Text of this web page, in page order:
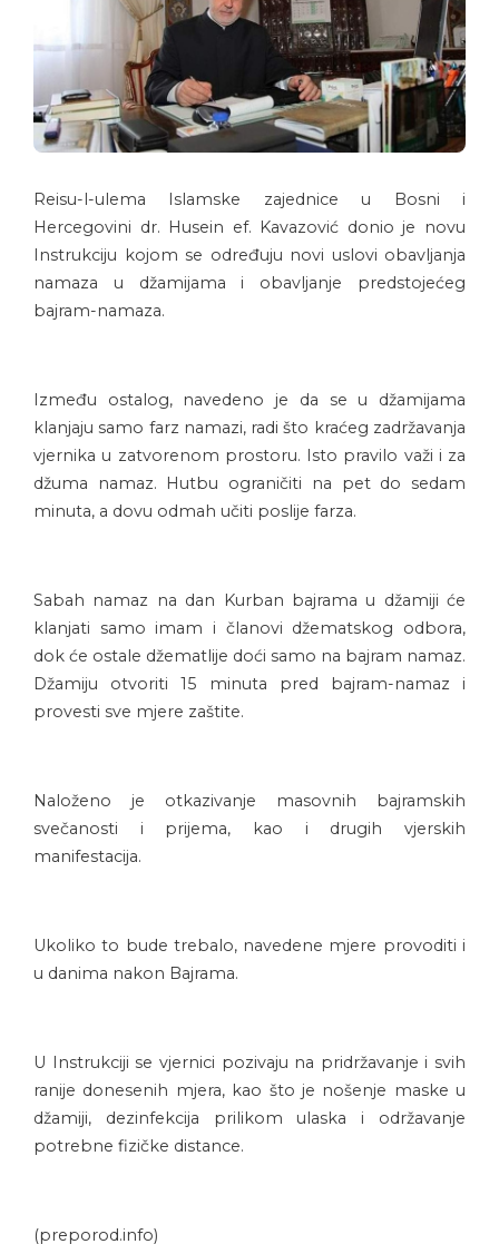
Reisu-l-ulema Islamske zajednice u Bosni i
Hercegovini dr. Husein ef. Kavazović donio je novu
Instrukciju kojom se određuju novi uslovi obavljanja
namaza u džamijama i obavljanje predstojećeg
bajram-namaza.
Između ostalog, navedeno je da se u džamijama
klanjaju samo farz namazi, radi što kraćeg zadržavanja
vjernika u zatvorenom prostoru. Isto pravilo važi i za
džuma namaz. Hutbu ograničiti na pet do sedam
minuta, a dovu odmah učiti poslije farza.
Sabah namaz na dan Kurban bajrama u džamiji će
klanjati samo imam i članovi džematskog odbora,
dok će ostale džematlije doći samo na bajram namaz.
Džamiju otvoriti 15 minuta pred bajram-namaz i
provesti sve mjere zaštite.
Naloženo je otkazivanje masovnih bajramskih
svečanosti i prijema, kao i drugih vjerskih
manifestacija.
Ukoliko to bude trebalo, navedene mjere provoditi i
u danima nakon Bajrama.
U Instrukciji se vjernici pozivaju na pridržavanje i svih
ranije donesenih mjera, kao što je nošenje maske u
džamiji, dezinfekcija prilikom ulaska i održavanje
potrebne fizičke distance.
(preporod.info)